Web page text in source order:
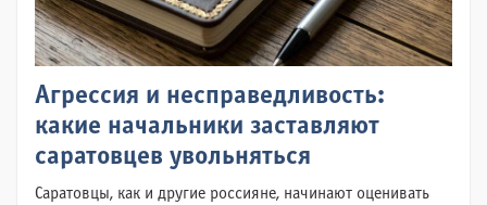
Агрессия и несправедливость:
какие начальники заставляют
саратовцев увольняться
Саратовцы, как и другие россияне, начинают оценивать